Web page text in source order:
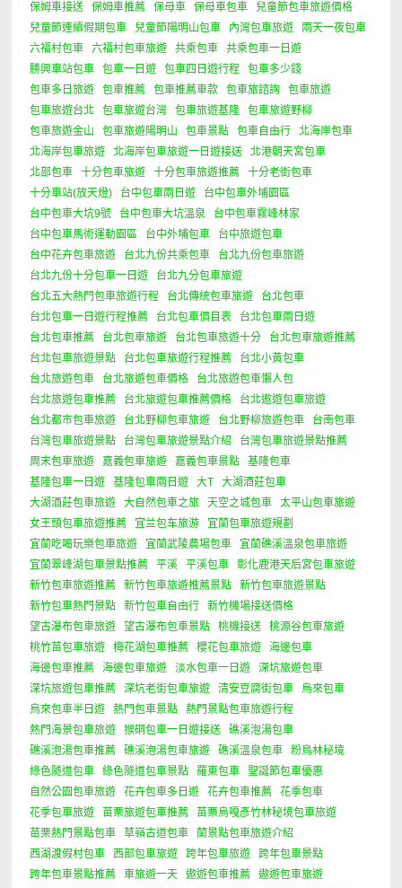
保姆車接送
保姆車推薦 保母車 保母車包車
兒童節包車旅遊價格
兒童節連續假期包車
兒童節陽明山包車 內灣包車旅遊
兩天一夜包車
六福村包車
六福村包車旅遊 共乘包車
共乘包車一日遊
勝興車站包車
包車一日遊 包車四日遊行程
包車多少錢
包車多日旅遊
包車推薦 包車推薦車款 包車旅諮詢
包車旅遊
包車旅遊台北
包車旅遊台灣 包車旅遊基隆
包車旅遊野柳
包車旅遊金山
包車旅遊陽明山 包車景點 包車自由行
北海岸包車
北海岸包車旅遊
北海岸包車旅遊一日遊接送
北港朝天宮包車
北部包車
十分包車旅遊 十分包車旅遊推薦
十分老街包車
十分車站(放天燈)
台中包車兩日遊
台中包車外埔園區
台中包車大坑9號
台中包車大坑溫泉
台中包車霧峰林家
台中包車馬術運動園區
台中外埔包車
台中旅遊包車
台中花卉包車旅遊
台北九份共乘包車
台北九份包車旅遊
台北九份十分包車一日遊
台北九分包車旅遊
台北五大熱門包車旅遊行程
台北傳統包車旅遊
台北包車
台北包車一日遊行程推薦
台北包車價目表
台北包車兩日遊
台北包車推薦
台北包車旅遊 台北包車旅遊十分
台北包車旅遊推薦
台北包車旅遊景點
台北包車旅遊行程推薦
台北小黃包車
台北旅遊包車
台北旅遊包車價格
台北旅遊包車懶人包
台北旅遊包車推薦
台北旅遊包車推薦價格
台北遨遊包車旅遊
台北都市包車旅遊
台北野柳包車旅遊 台北野柳旅遊包車
台南包車
台灣包車旅遊景點
台灣包車旅遊景點介紹
台灣包車旅遊景點推薦
周末包車旅遊
嘉義包車旅遊 嘉義包車景點
基隆包車
基隆包車一日遊
基隆包車兩日遊 大T
大湖酒莊包車
大湖酒莊包車旅遊
大自然包車之旅 天空之城包車
太平山包車旅遊
女王頭包車旅遊推薦
宜兰包车旅游
宜蘭包車旅遊規劃
宜蘭吃喝玩樂包車旅遊
宜蘭武陵農場包車
宜蘭礁溪溫泉包車旅遊
宜蘭翠峰湖包車景點推薦
平溪 平溪包車
彰化鹿港天后宮包車旅遊
新竹包車旅遊推薦
新竹包車旅遊推薦景點
新竹包車旅遊景點
新竹包車熱門景點
新竹包車自由行
新竹機場接送價格
望古瀑布包車旅遊
望古瀑布包車景點 桃機接送
桃源谷包車旅遊
桃竹苗包車旅遊
梅花湖包車推薦 櫻花包車旅遊
海邊包車
海邊包車推薦
海邊包車旅遊 淡水包車一日遊
深坑旅遊包車
深坑旅遊包車推薦
深坑老街包車旅遊 清安豆腐街包車
烏來包車
烏來包車半日遊
熱門包車景點
熱門景點包車旅遊行程
熱門海景包車旅遊
猴硐包車一日遊接送
礁溪泡湯包車
礁溪泡湯包車推薦
礁溪泡湯包車旅遊 礁溪溫泉包車
粉鳥林秘境
綠色隧道包車
綠色隧道包車景點 羅東包車
聖誕節包車優惠
自然公園包車旅遊
花卉包車多日遊 花卉包車推薦
花季包車
花季包車旅遊
苗栗旅遊包車推薦
苗栗烏嘎彥竹林秘境包車旅遊
苗栗熱門景點包車
草嶺古道包車
蘭景點包車旅遊介紹
西湖渡假村包車
西部包車旅遊 跨年包車旅遊
跨年包車景點
跨年包車景點推薦
車旅遊一天 遨遊包車推薦
遨遊包車旅遊